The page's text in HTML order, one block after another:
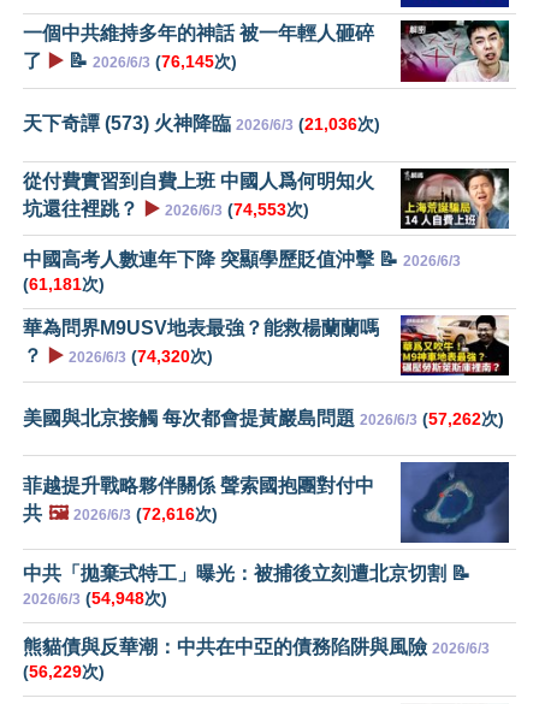
一個中共維持多年的神話 被一年輕人砸碎
了 ▶️ 📝 2026/6/3 (76,145次)
天下奇譚 (573) 火神降臨 2026/6/3 (21,036次)
從付費實習到自費上班 中國人爲何明知火
坑還往裡跳？
▶️ 2026/6/3 (74,553次)
中國高考人數連年下降 突顯學歷貶值沖擊 📝 2026/6/3
(61,181次)
華為問界M9USV地表最強？能救楊蘭蘭嗎
？
▶️ 2026/6/3 (74,320次)
美國與北京接觸 每次都會提黃巖島問題 2026/6/3 (57,262次)
菲越提升戰略夥伴關係 聲索國抱團對付中
共 🖼️ 2026/6/3 (72,616次)
中共「拋棄式特工」曝光：被捕後立刻遭北京切割 📝
2026/6/3 (54,948次)
熊貓債與反華潮：中共在中亞的債務陷阱與風險 2026/6/3
(56,229次)